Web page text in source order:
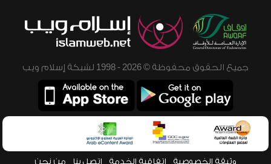
جميع الحقوق محفوظة © 2026 - 1998 لشبكة إسلام ويب
وثيقة الخصوصية اتفاقية الخدمة اتصل بنا من نحن